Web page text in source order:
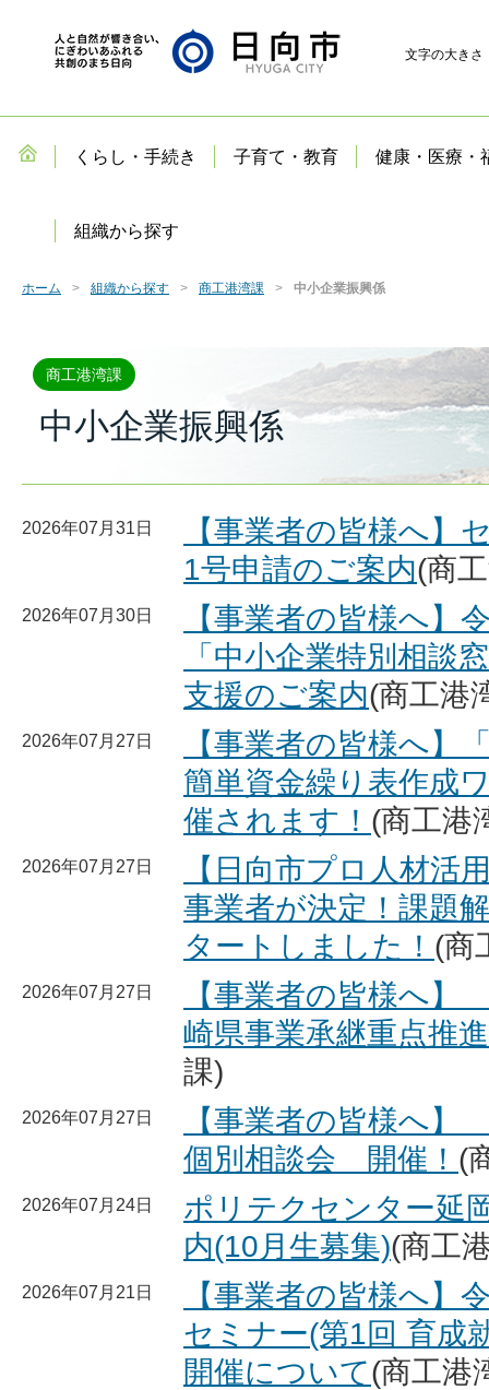
文字の大きさ
くらし・手続き 子育て・教育 健康・医療・
組織から探す
ホーム 組織から探す 商工港湾課 中小企業振興係
商工港湾課
中小企業振興係
2026年07月31日
【事業者の皆様へ】
1号申請のご案内(商
2026年07月30日
【事業者の皆様へ】
「中小企業特別相談
支援のご案内(商工港
2026年07月27日
【事業者の皆様へ】
簡単資金繰り表作成
催されます！ (商工港
2026年07月27日
【日向市プロ人材活
事業者が決定！課題
タートしました！ (商
2026年07月27日
【事業者の皆様へ
崎県事業承継重点推
課)
2026年07月27日
【事業者の皆様へ
個別相談会 開催！ (
2026年07月24日
ポリテクセンター延
内(10月生募集)(商工
2026年07月21日
【事業者の皆様へ】
セミナー(第1回 育成
開催について(商工港